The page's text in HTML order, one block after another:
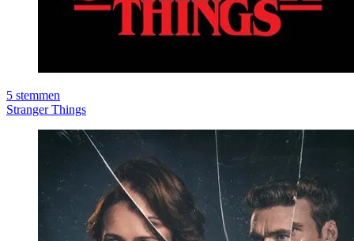
5 stemmen
Stranger Things